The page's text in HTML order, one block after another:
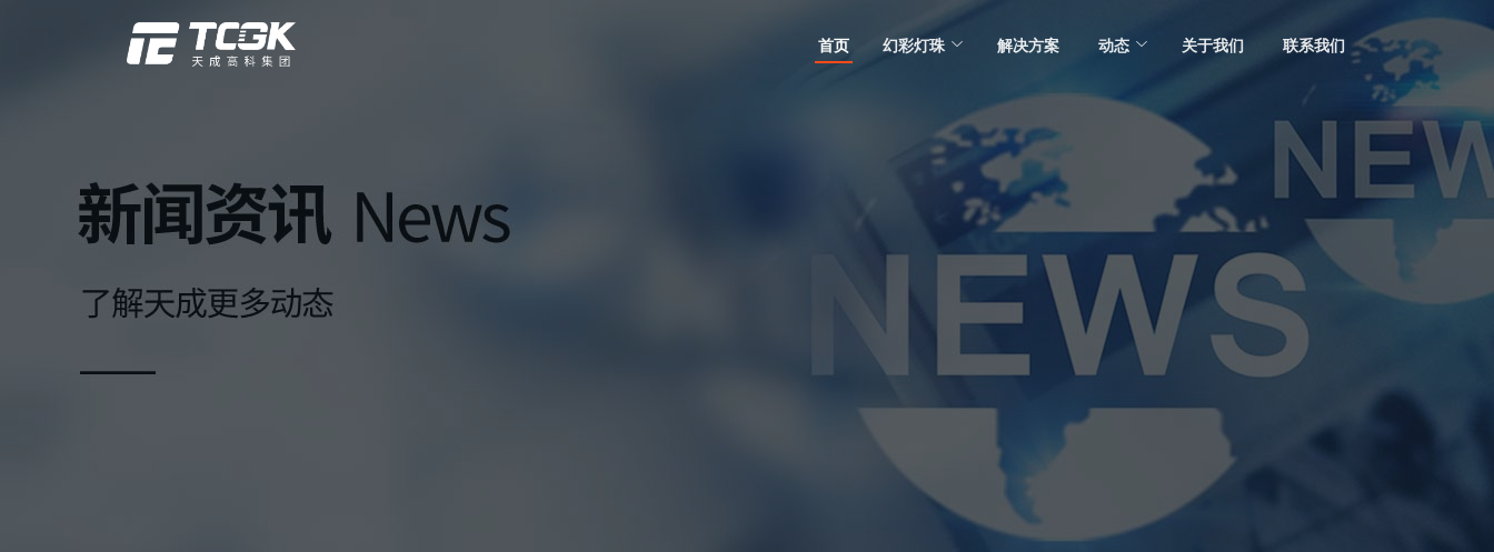
首页 幻彩灯珠 解决方案 动态 关于我们 联系我们